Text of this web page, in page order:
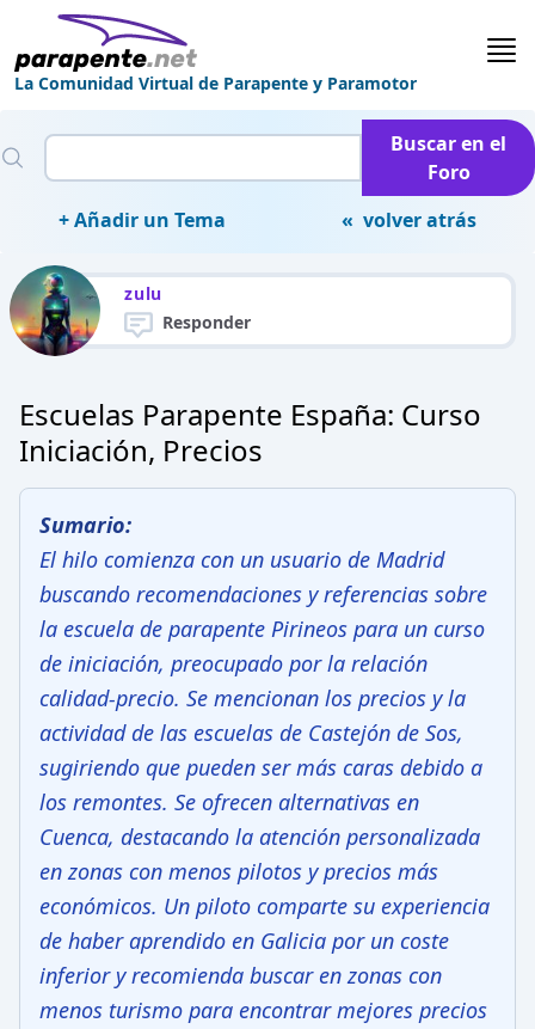
La Comunidad Virtual de Parapente y Paramotor
Buscar en el
Foro
+ Añadir un Tema
« volver atrás
zulu
Responder
Escuelas Parapente España: Curso
Iniciación, Precios
Sumario:
El hilo comienza con un usuario de Madrid
buscando recomendaciones y referencias sobre
la escuela de parapente Pirineos para un curso
de iniciación, preocupado por la relación
calidad-precio. Se mencionan los precios y la
actividad de las escuelas de Castejón de Sos,
sugiriendo que pueden ser más caras debido a
los remontes. Se ofrecen alternativas en
Cuenca, destacando la atención personalizada
en zonas con menos pilotos y precios más
económicos. Un piloto comparte su experiencia
de haber aprendido en Galicia por un coste
inferior y recomienda buscar en zonas con
menos turismo para encontrar mejores precios